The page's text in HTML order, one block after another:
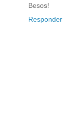
Besos!
Responder